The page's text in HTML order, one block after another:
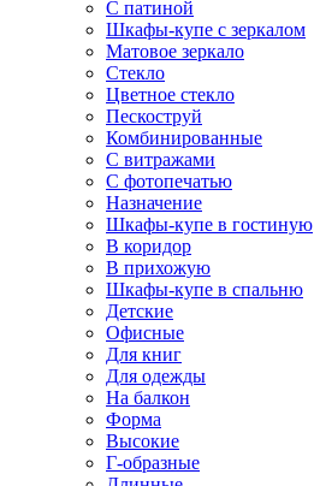
С патиной
Шкафы-купе с зеркалом
Матовое зеркало
Стекло
Цветное стекло
Пескоструй
Комбинированные
С витражами
С фотопечатью
Назначение
Шкафы-купе в гостиную
В коридор
В прихожую
Шкафы-купе в спальню
Детские
Офисные
Для книг
Для одежды
На балкон
Форма
Высокие
Г-образные